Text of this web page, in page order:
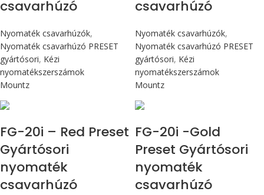
csavarhúzó
Nyomaték csavarhúzók,
Nyomaték csavarhúzó PRESET
gyártósori, Kézi
nyomatékszerszámok
Mountz
csavarhúzó
Nyomaték csavarhúzók,
Nyomaték csavarhúzó PRESET
gyártósori, Kézi
nyomatékszerszámok
Mountz
FG-20i – Red Preset
Gyártósori
nyomaték
csavarhúzó
FG-20i -Gold
Preset Gyártósori
nyomaték
csavarhúzó